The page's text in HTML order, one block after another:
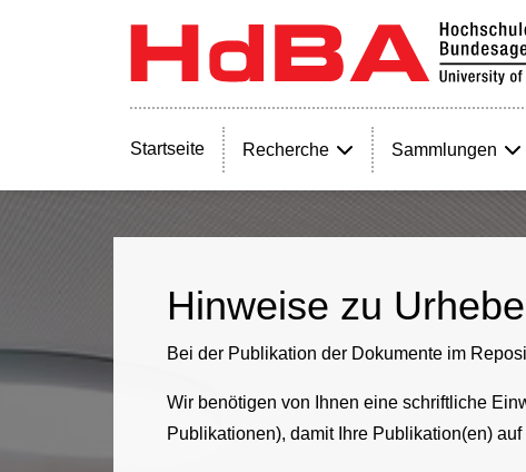
Startseite Recherche Sammlungen
Hinweise zu
Bei der Publikation der Dokumente im
Wir benötigen von Ihnen eine schriftliche
Publikationen), damit Ihre Publikation(en)